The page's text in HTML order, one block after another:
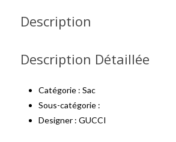
Description
Description Détaillée
Catégorie : Sac
Sous-catégorie :
Designer : GUCCI